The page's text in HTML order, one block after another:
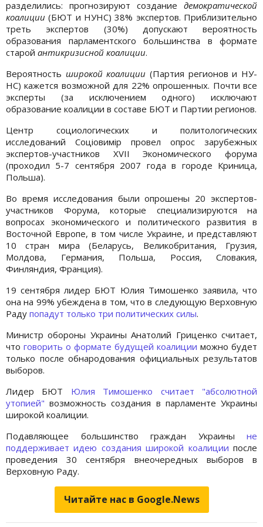
разделились: прогнозируют создание демократической
коалиции (БЮТ и НУНС) 38% экспертов. Приблизительно
треть экспертов (30%) допускают вероятность
образования парламентского большинства в формате
старой антикризисной коалиции.
Вероятность широкой коалиции (Партия регионов и НУ-
НС) кажется возможной для 22% опрошенных. Почти все
эксперты (за исключением одного) исключают
образование коалиции в составе БЮТ и Партии регионов.
Центр социологических и политологических
исследований Соціовимір провел опрос зарубежных
экспертов-участников ХVІІ Экономического форума
(проходил 5-7 сентября 2007 года в городе Криница,
Польша).
Во время исследования были опрошены 20 экспертов-
участников Форума, которые специализируются на
вопросах экономического и политического развития в
Восточной Европе, в том числе Украине, и представляют
10 стран мира (Беларусь, Великобритания, Грузия,
Молдова, Германия, Польша, Россия, Словакия,
Финляндия, Франция).
19 сентября лидер БЮТ Юлия Тимошенко заявила, что
она на 99% убеждена в том, что в следующую Верховную
Раду попадут только три политических силы.
Министр обороны Украины Анатолий Гриценко считает,
что говорить о формате будущей коалиции можно будет
только после обнародования официальных результатов
выборов.
Лидер БЮТ Юлия Тимошенко
считает "абсолютной
утопией"возможность создания в парламенте Украины
широкой коалиции.
Подавляющее большинство граждан Украины не
поддерживает идею создания широкой коалиции после
проведения 30 сентября внеочередных выборов в
Верховную Раду.
Читайте нас в Google.News